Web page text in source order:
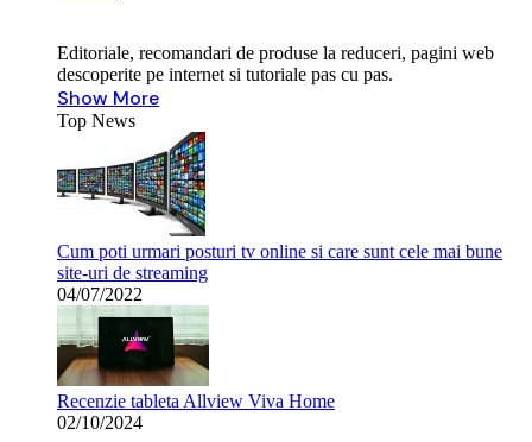
Editoriale, recomandari de produse la reduceri, pagini web
descoperite pe internet si tutoriale pas cu pas.
Show More
Top News
Cum poti urmari posturi tv online si care sunt cele mai bune
site-uri de streaming
04/07/2022
Recenzie tableta Allview Viva Home
02/10/2024